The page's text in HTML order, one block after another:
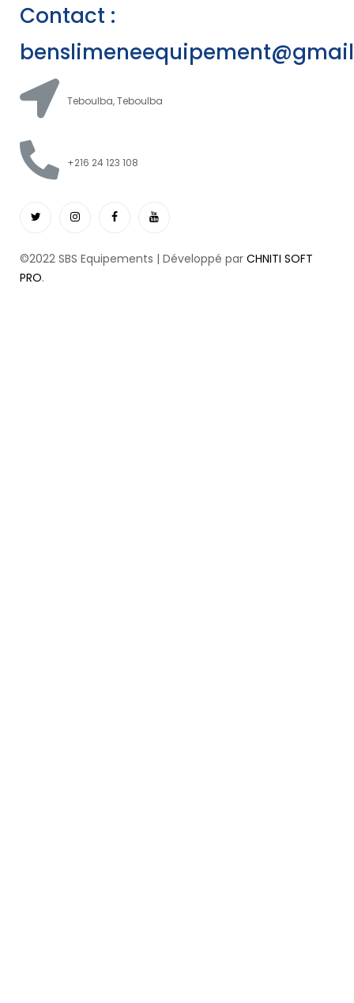
Contact :
Teboulba, Teboulba
+216 24 123 108
©2022 SBS Equipements | Développé par CHNITI SOFT
PRO.